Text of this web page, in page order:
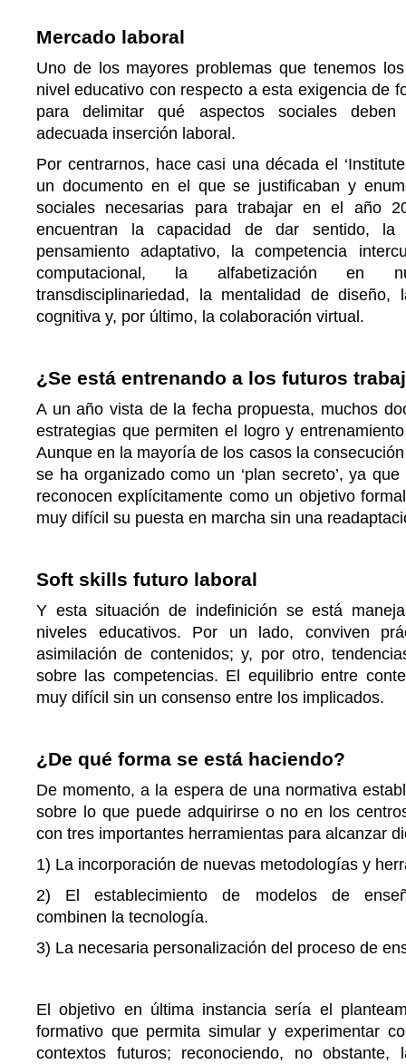
Mercado laboral
Uno de los mayores problemas que tenemos
nivel educativo con respecto a esta exigencia de
para delimitar qué aspectos sociales
adecuada inserción laboral.
Por centrarnos, hace casi una década el
un documento en el que se justificaban y
sociales necesarias para trabajar en el año
encuentran la capacidad de dar sentido, la
pensamiento adaptativo, la competencia
computacional, la alfabetización en
transdisciplinariedad, la mentalidad de
cognitiva y, por último, la colaboración virtual.
¿Se está entrenando a los futuros
A un año vista de la fecha propuesta, muchos
estrategias que permiten el logro y
Aunque en la mayoría de los casos la
se ha organizado como un ‘plan secreto’, ya
reconocen explícitamente como un objetivo
muy difícil su puesta en marcha sin una
Soft skills futuro laboral
Y esta situación de indefinición se está
niveles educativos. Por un lado, conviven
asimilación de contenidos; y, por otro,
sobre las competencias. El equilibrio entre
muy difícil sin un consenso entre los implicados.
¿De qué forma se está haciendo?
De momento, a la espera de una normativa
sobre lo que puede adquirirse o no en los
con tres importantes herramientas para alcanzar
1) La incorporación de nuevas metodologías y
2) El establecimiento de modelos de
combinen la tecnología.
3) La necesaria personalización del proceso de
El objetivo en última instancia sería el
formativo que permita simular y experimentar
contextos futuros; reconociendo, no obstante,